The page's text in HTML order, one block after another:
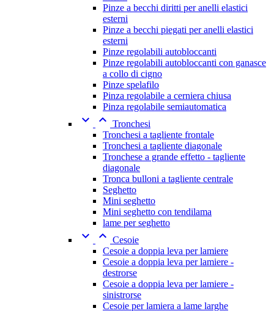
Pinze a becchi diritti per anelli elastici
esterni
Pinze a becchi piegati per anelli elastici
esterni
Pinze regolabili autobloccanti
Pinze regolabili autobloccanti con ganasce
a collo di cigno
Pinze spelafilo
Pinza regolabile a cerniera chiusa
Pinza regolabile semiautomatica
  Tronchesi
Tronchesi a tagliente frontale
Tronchesi a tagliente diagonale
Tronchese a grande effetto - tagliente
diagonale
Tronca bulloni a tagliente centrale
Seghetto
Mini seghetto
Mini seghetto con tendilama
lame per seghetto
  Cesoie
Cesoie a doppia leva per lamiere
Cesoie a doppia leva per lamiere -
destrorse
Cesoie a doppia leva per lamiere -
sinistrorse
Cesoie per lamiera a lame larghe